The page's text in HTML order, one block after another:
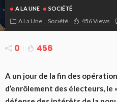
A LA UNE SOCIÉTÉ
A La Une Société 456 Views
0 456
A un jour de la fin des
d’enrôlement des électeurs, le